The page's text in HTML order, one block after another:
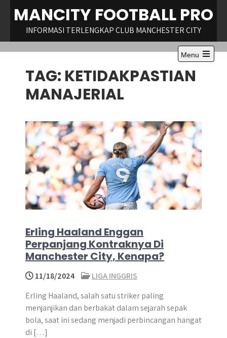
content
MANCITY FOOTBALL PRO
INFORMASI TERLENGKAP CLUB MANCHESTER CITY
Menu
Open
TAG: KETIDAKPASTIAN
MANAJERIAL
Erling Haaland Enggan
Perpanjang Kontraknya Di
Manchester City, Kenapa?
11/18/2024
LIGA INGGRIS
Erling Haaland, salah satu striker paling
menjanjikan dan berbakat dalam sejarah sepak
bola, saat ini sedang menjadi perbincangan hangat
di […]